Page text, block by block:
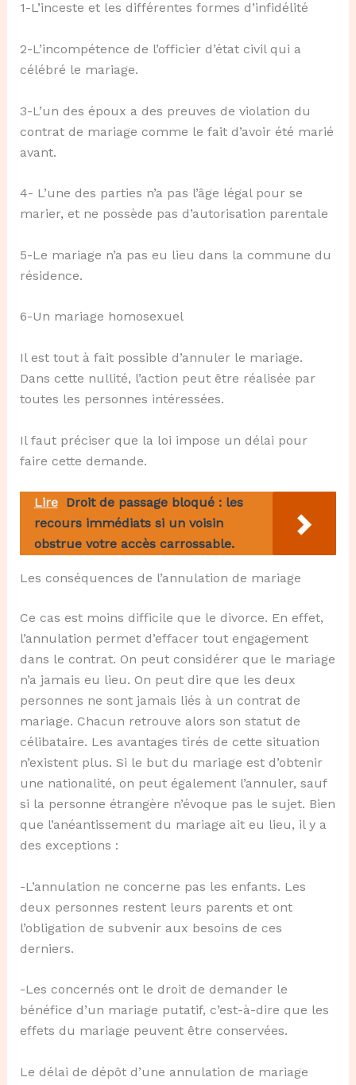
1-L’inceste et les différentes formes d’infidélité
2-L’incompétence de l’officier d’état civil qui a
célébré le mariage.
3-L’un des époux a des preuves de violation du
contrat de mariage comme le fait d’avoir été marié
avant.
4- L’une des parties n’a pas l’âge légal pour se
marier, et ne possède pas d’autorisation parentale
5-Le mariage n’a pas eu lieu dans la commune du
résidence.
6-Un mariage homosexuel
Il est tout à fait possible d’annuler le mariage.
Dans cette nullité, l’action peut être réalisée par
toutes les personnes intéressées.
Il faut préciser que la loi impose un délai pour
faire cette demande.
Lire Droit de passage bloqué : les
recours immédiats si un voisin
obstrue votre accès carrossable.
Les conséquences de l’annulation de mariage
Ce cas est moins difficile que le divorce. En effet,
l’annulation permet d’effacer tout engagement
dans le contrat. On peut considérer que le mariage
n’a jamais eu lieu. On peut dire que les deux
personnes ne sont jamais liés à un contrat de
mariage. Chacun retrouve alors son statut de
célibataire. Les avantages tirés de cette situation
n’existent plus. Si le but du mariage est d’obtenir
une nationalité, on peut également l’annuler, sauf
si la personne étrangère n’évoque pas le sujet. Bien
que l’anéantissement du mariage ait eu lieu, il y a
des exceptions :
-L’annulation ne concerne pas les enfants. Les
deux personnes restent leurs parents et ont
l’obligation de subvenir aux besoins de ces
derniers.
-Les concernés ont le droit de demander le
bénéfice d’un mariage putatif, c’est-à-dire que les
effets du mariage peuvent être conservées.
Le délai de dépôt d’une annulation de mariage